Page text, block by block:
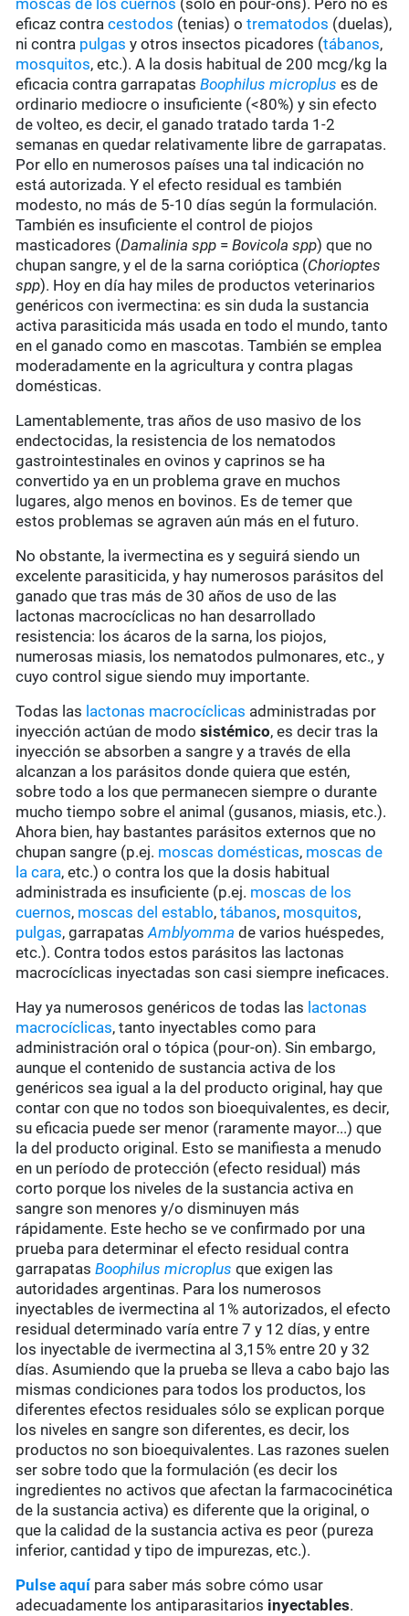
moscas de los cuernos (sólo en pour-ons). Pero no es
eficaz contracestodos (tenias) otrematodos (duelas),
ni contra pulgas y otros insectos picadores (tábanos,
mosquitos, etc.). A la dosis habitual de 200 mcg/kg la
eficacia contra garrapatasBoophilus microplus es de
ordinario mediocre o insuficiente (<80%) y sin efecto
de volteo, es decir, el ganado tratado tarda 1-2
semanas en quedar relativamente libre de garrapatas.
Por ello en numerosos países una tal indicación no
está autorizada. Y el efecto residual es también
modesto, no más de 5-10 días según la formulación.
También es insuficiente el control de piojos
masticadores (Damalinia spp =Bovicola spp) que no
chupan sangre, y el de la sarna corióptica (Chorioptes
spp). Hoy en día hay miles de productos veterinarios
genéricos con ivermectina: es sin duda la sustancia
activa parasiticida más usada en todo el mundo, tanto
en el ganado como en mascotas. También se emplea
moderadamente en la agricultura y contra plagas
domésticas.
Lamentablemente, tras años de uso masivo de los
endectocidas, la resistencia de los nematodos
gastrointestinales en ovinos y caprinos se ha
convertido ya en un problema grave en muchos
lugares, algo menos en bovinos. Es de temer que
estos problemas se agraven aún más en el futuro.
No obstante, la ivermectina es y seguirá siendo un
excelente parasiticida, y hay numerosos parásitos del
ganado que tras más de 30 años de uso de las
lactonas macrocíclicas no han desarrollado
resistencia: los ácaros de la sarna, los piojos,
numerosas miasis, los nematodos pulmonares, etc., y
cuyo control sigue siendo muy importante.
Todas las lactonas macrocíclicas administradas por
inyección actúan de modosistémico, es decir tras la
inyección se absorben a sangre y a través de ella
alcanzan a los parásitos donde quiera que estén,
sobre todo a los que permanecen siempre o durante
mucho tiempo sobre el animal (gusanos, miasis, etc.).
Ahora bien, hay bastantes parásitos externos que no
chupan sangre (p.ej. moscas domésticas, moscas de
la cara, etc.) o contra los que la dosis habitual
administrada es insuficiente (p.ej. moscas de los
cuernos, moscas del establo,tábanos, mosquitos,
pulgas, garrapatasAmblyomma de varios huéspedes,
etc.). Contra todos estos parásitos las lactonas
macrocíclicas inyectadas son casi siempre ineficaces.
Hay ya numerosos genéricos de todas las lactonas
macrocíclicas, tanto inyectables como para
administración oral o tópica (pour-on). Sin embargo,
aunque el contenido de sustancia activa de los
genéricos sea igual a la del producto original, hay que
contar con que no todos son bioequivalentes, es decir,
su eficacia puede ser menor (raramente mayor...) que
la del producto original. Esto se manifiesta a menudo
en un período de protección (efecto residual) más
corto porque los niveles de la sustancia activa en
sangre son menores y/o disminuyen más
rápidamente. Este hecho se ve confirmado por una
prueba para determinar el efecto residual contra
garrapatasBoophilus microplus que exigen las
autoridades argentinas. Para los numerosos
inyectables de ivermectina al 1% autorizados, el efecto
residual determinado varía entre 7 y 12 días, y entre
los inyectable de ivermectina al 3,15% entre 20 y 32
días. Asumiendo que la prueba se lleva a cabo bajo las
mismas condiciones para todos los productos, los
diferentes efectos residuales sólo se explican porque
los niveles en sangre son diferentes, es decir, los
productos no son bioequivalentes. Las razones suelen
ser sobre todo que la formulación (es decir los
ingredientes no activos que afectan la farmacocinética
de la sustancia activa) es diferente que la original, o
que la calidad de la sustancia activa es peor (pureza
inferior, cantidad y tipo de impurezas, etc.).
Pulse aquípara saber más sobre cómo usar
adecuadamente los antiparasitarios inyectables.